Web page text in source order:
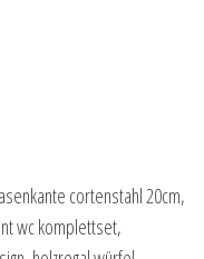
cortenstahl 20cm,
wc komplettset,